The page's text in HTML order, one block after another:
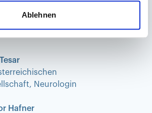
Ablehnen
Neurologin
Hafner